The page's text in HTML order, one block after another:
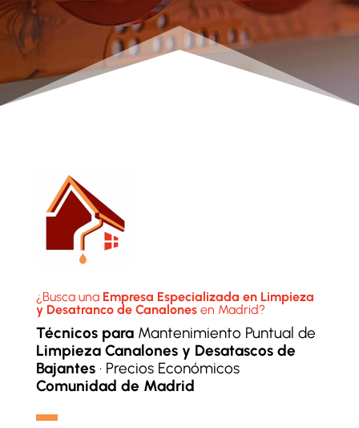
¿Busca una Empresa Especializada en Limpieza
y Desatranco de Canalonesen Madrid?
Técnicos paraMantenimiento Puntual de
Limpieza Canalones y Desatascos de
Bajantes· Precios Económicos
Comunidad de Madrid
▬